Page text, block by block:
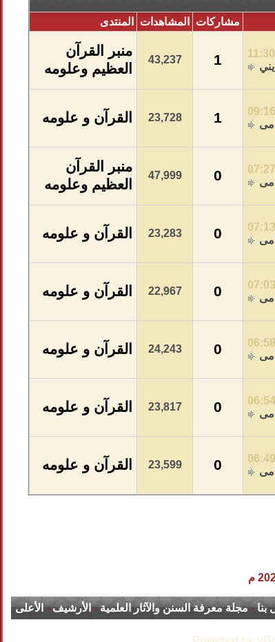
مشاركات المشاهدات المنتدى
1
43,237
منبر القرآن
العظيم وعلومه
1
23,728 القرآن و علومه
0
47,999
منبر القرآن
العظيم وعلومه
0
23,283 القرآن و علومه
0
22,967 القرآن و علومه
0
24,243 القرآن و علومه
0
23,817 القرآن و علومه
0
23,599 القرآن و علومه
بنا-مجلة معرفة السنن والآثار العلمية-الأرشيف-الأعلى